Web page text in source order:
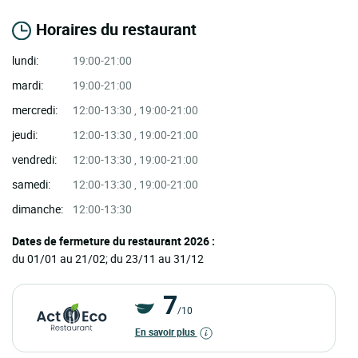
Horaires du restaurant
lundi:
19:00-21:00
mardi:
19:00-21:00
mercredi:
12:00-13:30 , 19:00-21:00
jeudi:
12:00-13:30 , 19:00-21:00
vendredi:
12:00-13:30 , 19:00-21:00
samedi:
12:00-13:30 , 19:00-21:00
dimanche:
12:00-13:30
Dates de fermeture du restaurant 2026 :
du 01/01 au 21/02; du 23/11 au 31/12
7/10
En savoir plus